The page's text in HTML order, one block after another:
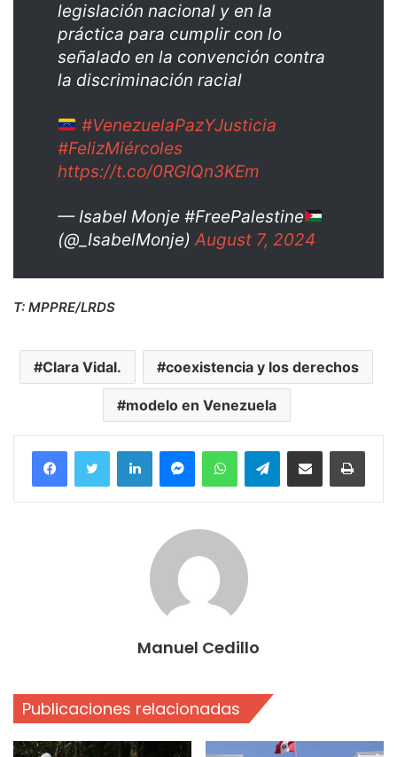
legislación nacional y en la
práctica para cumplir con lo
señalado en la convención contra
la discriminación racial
#VenezuelaPazYJusticia
#FelizMiércoles
https://t.co/0RGlQn3KEm
— Isabel Monje #FreePalestine
(@_IsabelMonje)August 7, 2024
T: MPPRE/LRDS
Clara Vidal. coexistencia y los derechos
modelo en Venezuela
FacebookTwitter LinkedInMessengerWhatsAppTelegramCompartir por correo electrónico
Manuel Cedillo
Publicaciones relacionadas